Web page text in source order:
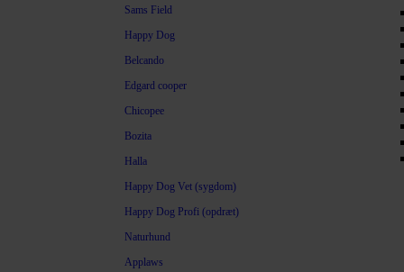
Sams Field
Happy Dog
Belcando
Edgard cooper
Chicopee
Bozita
Halla
Happy Dog Vet (sygdom)
Happy Dog Profi (opdræt)
Naturhund
Applaws